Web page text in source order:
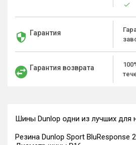
Гарантия
Гарантия возврата
Шины Dunlop одни из лучших для
Резина Dunlop Sport BluResponse